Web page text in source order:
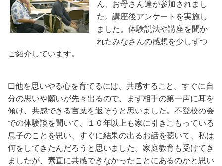
ん、お母さん達が参加されまし
た。講座後アンケートを実施し
ました。体験説法や講座を聞か
れたみなさんの感想を少しずつ
ご紹介しています。
□他を思いやる心を育てるには、共感すること。すぐに自
分の思いや願いが先々出るので、まず相手の第一声に耳を
傾け、共感できる言葉を返そうと思いました。不登校の会
での体験談を聞いて、１０年以上も家に引きこもっている
息子のことを思い、すぐに結果の出るお話を聴いて、私は
何をしてきたんだろうと思いました。家庭教育も受けてき
ましたが、素直に共感できなかったことにあるのかと思い